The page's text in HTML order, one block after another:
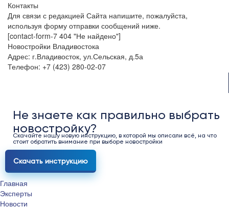
Контакты
Для связи с редакцией Сайта напишите, пожалуйста,
используя форму отправки сообщений ниже.
[contact-form-7 404 "Не найдено"]
Новостройки Владивостока
Адрес: г.Владивосток, ул.Сельская, д.5а
Телефон: +7 (423) 280-02-07
Не знаете как правильно выбрать
новостройку?
Скачайте нашу новую инструкцию, в которой мы описали всё, на что
стоит обратить внимание при выборе новостройки
Скачать инструкцию
Главная
Эксперты
Новости